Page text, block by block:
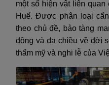
một số hiện vật liên quan
Huế. Được phân loại
theo chủ đề, bảo tàng
động và đa chiều về đời
thẩm mỹ và nghi lễ của